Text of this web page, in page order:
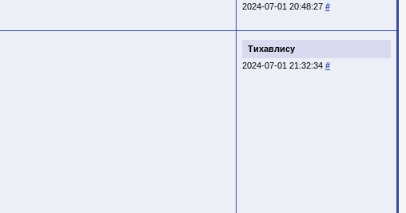
2024-07-01 20:48:27 #
Тихавлису
2024-07-01 21:32:34 #